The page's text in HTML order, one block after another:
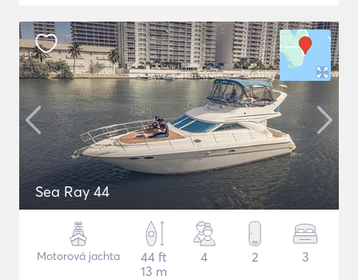
Sea Ray 44
Motorová jachta
44 ft
13 m
4 2 3